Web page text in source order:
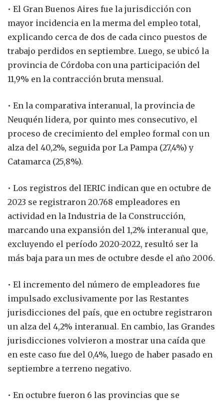
• El Gran Buenos Aires fue la jurisdicción con
mayor incidencia en la merma del empleo total,
explicando cerca de dos de cada cinco puestos de
trabajo perdidos en septiembre. Luego, se ubicó la
provincia de Córdoba con una participación del
11,9% en la contracción bruta mensual.
• En la comparativa interanual, la provincia de
Neuquén lidera, por quinto mes consecutivo, el
proceso de crecimiento del empleo formal con un
alza del 40,2%, seguida por La Pampa (27,4%) y
Catamarca (25,8%).
• Los registros del IERIC indican que en octubre de
2023 se registraron 20.768 empleadores en
actividad en la Industria de la Construcción,
marcando una expansión del 1,2% interanual que,
excluyendo el período 2020-2022, resultó ser la
más baja para un mes de octubre desde el año 2006.
• El incremento del número de empleadores fue
impulsado exclusivamente por las Restantes
jurisdicciones del país, que en octubre registraron
un alza del 4,2% interanual. En cambio, las Grandes
jurisdicciones volvieron a mostrar una caída que
en este caso fue del 0,4%, luego de haber pasado en
septiembre a terreno negativo.
• En octubre fueron 6 las provincias que se